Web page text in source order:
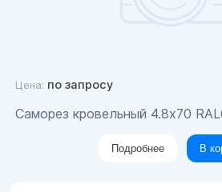
Цена: по запросу
Саморез кровельный 4.8x70
Подробнее В